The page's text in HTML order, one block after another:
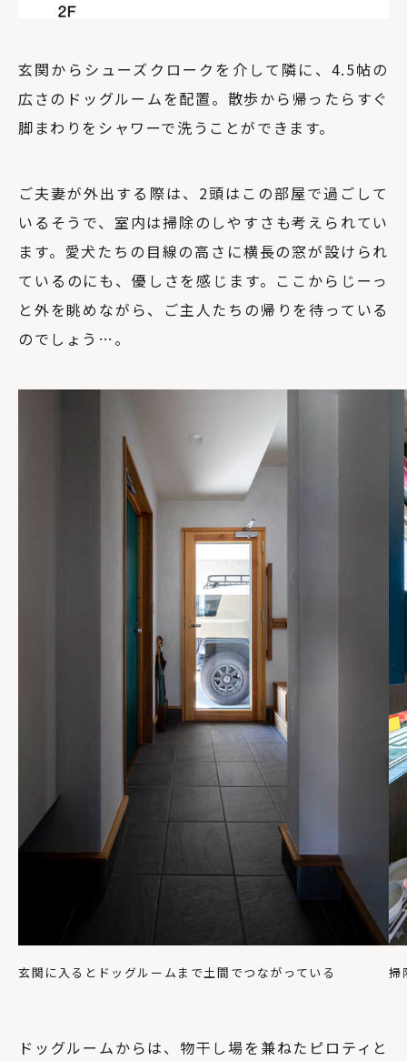
玄関からシューズクロークを介して隣に、4.5帖の
広さのドッグルームを配置。散歩から帰ったらすぐ
脚まわりをシャワーで洗うことができます。
ご夫妻が外出する際は、2頭はこの部屋で過ごして
いるそうで、室内は掃除のしやすさも考えられてい
ます。愛犬たちの目線の高さに横長の窓が設けられ
ているのにも、優しさを感じます。ここからじーっ
と外を眺めながら、ご主人たちの帰りを待っている
のでしょう…。
玄関に入るとドッグルームまで土間でつながっている 掃
ドッグルームからは、物干し場を兼ねたピロティと